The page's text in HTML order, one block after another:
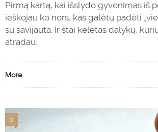
Pirmą kartą, kai išslydo gyvenimas iš
ieškojau ko nors, kas galėtų padėti
su savijauta. Ir štai keletas dalykų,
atradau:
More
0